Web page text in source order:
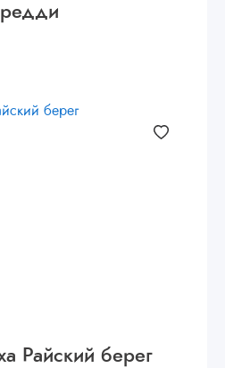
Райский берег